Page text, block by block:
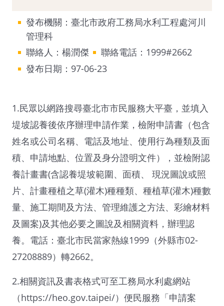
發布機關：臺北市政府工務局水利工程處河川
管理科
聯絡人：楊潤傑
聯絡電話：1999#2662
發布日期：97-06-23
1.民眾以網路搜尋臺北市市民服務大平臺，並填入
堤坡認養後依序辦理申請作業，檢附申請書（包含
姓名或公司名稱、電話及地址、使用行為種類及面
積、申請地點、位置及身分證明文件），並檢附認
養計畫書(含認養堤坡範圍、面積、 現況圖說或照
片、計畫種植之草(灌木)種種類、種植草(灌木)種數
量、施工期間及方法、管理維護之方法、彩繪材料
及圖案)及其他必要之圖說及相關資料，辦理認
養。電話：臺北市民當家熱線1999（外縣市02-
27208889）轉2662。
2.相關資訊及書表格式可至工務局水利處網站
（https://heo.gov.taipei/）便民服務「申請案